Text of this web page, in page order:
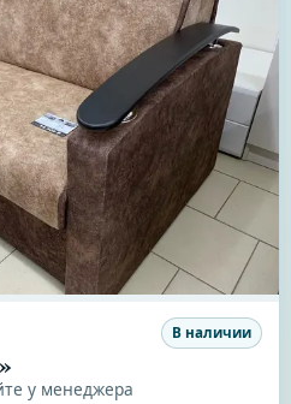
0
В наличии
у менеджера